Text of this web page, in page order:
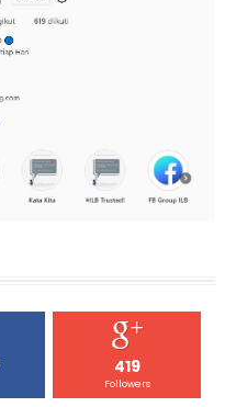
419
Followers